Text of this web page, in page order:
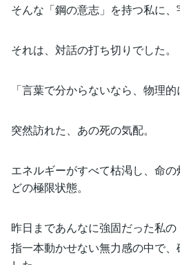
そんな「鋼の意志」を持つ私に、
それは、対話の打ち切りでした。
「言葉で分からないなら、物理的
突然訪れた、あの死の気配。
エネルギーがすべて枯渇し、命
どの極限状態。
昨日まであんなに強固だった私の
指一本動かせない無力感の中で